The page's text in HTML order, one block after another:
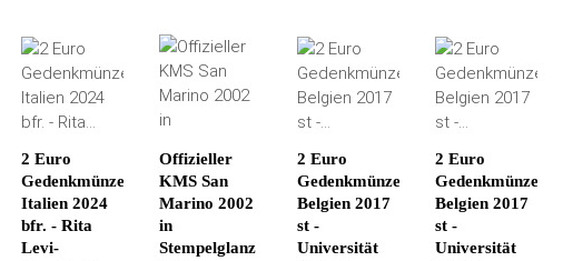
2 Euro
Gedenkmünze
Italien 2024
bfr. - Rita
Levi-
Offizieller
KMS San
Marino 2002
in
Stempelglanz
2 Euro
Gedenkmünze
Belgien 2017
st -
Universität
2 Euro
Gedenkmünze
Belgien 2017
st -
Universität